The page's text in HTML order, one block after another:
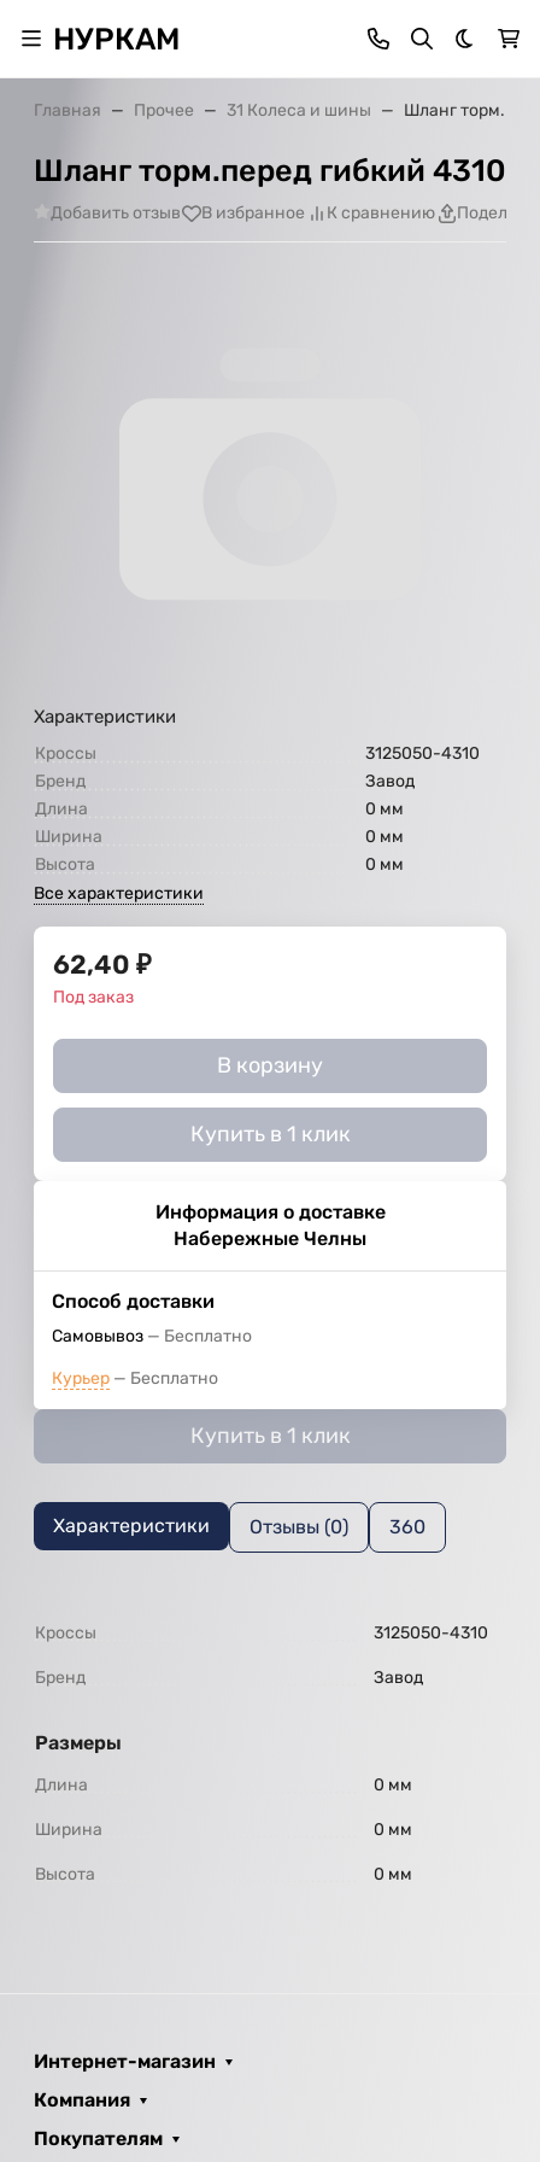
НУРКАМ Темная
Главная Прочее 31 Колеса и шины Шланг
Шланг торм.перед гибкий 4310
Добавить отзыв В избранное К сравнению
Характеристики
Кроссы
3125050-4310
Бренд
Завод
Длина
0 мм
Ширина
0 мм
Высота
0 мм
Все характеристики
62,40 ₽
Под заказ
В корзину
Купить в 1 клик
Информация о доставке
Набережные Челны
Способ доставки
Самовывоз Бесплатно
Курьер Бесплатно
Купить в 1 клик
Характеристики Отзывы (0) 360
Кроссы 3125050-4310
Бренд Завод
Размеры
Длина 0 мм
Ширина 0 мм
Высота 0 мм
Интернет-магазин
Компания
Покупателям